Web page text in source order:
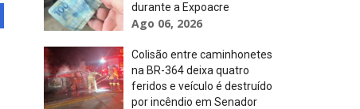
durante a Expoacre
Ago 06, 2026
Colisão entre caminhonetes
na BR-364 deixa quatro
feridos e veículo é destruído
por incêndio em Senador